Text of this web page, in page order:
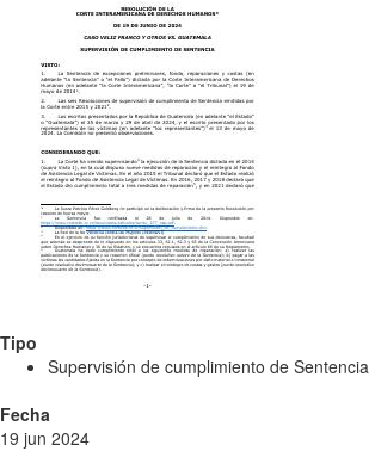
Tipo
Supervisión de cumplimiento de Sentencia
Fecha
19 jun 2024